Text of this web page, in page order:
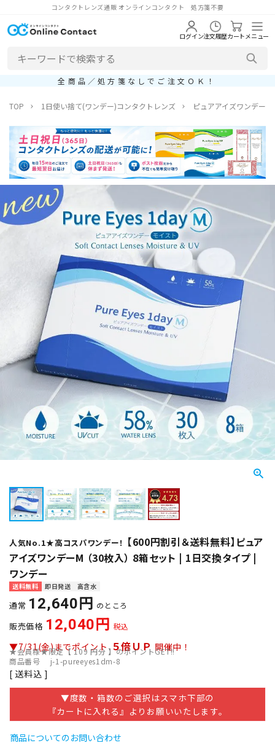
コンタクトレンズ通販 オンラインコンタクト 処方箋不要
ログイン注文履歴カートメニュー
全商品／処方箋なしでご注文ＯＫ！
TOP 1日使い捨て(ワンデー)コンタクトレンズ ピュアアイズワンデーM
人気No.1★高コスパワンデー！ 【600円割引＆送料無料】ピュア
アイズワンデーM （30枚入） 8箱セット | 1日交換タイプ |
ワンデー
送料無料 即日発送 高含水
通常 12,640 のところ
販売価格 12,040 税込
▼7/31(金)までポイント ５倍ＵＰ 開催中！
★会員様★限定【 109 円分 】のポイントGET!!
商品番号
j-1-pureeyes1dm-8
送料込
▼度数・箱数のご選択はスマホ下部の
『カートに入れる』よりお願いいたします。
商品についてのお問い合わせ